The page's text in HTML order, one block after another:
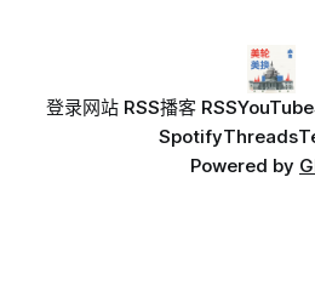
登录网站 RSS播客 RSSYouTube
SpotifyThreads
Powered by